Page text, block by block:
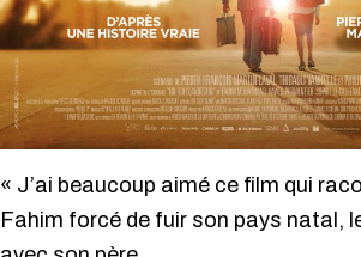
« J’ai beaucoup aimé ce film qui
Fahim forcé de fuir son pays natal,